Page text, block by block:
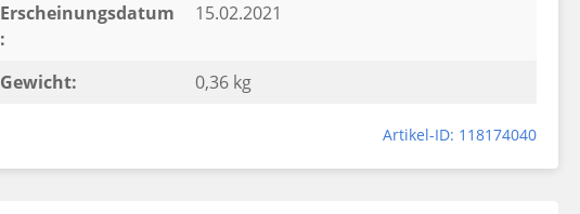
Erscheinungsdatum
:
15.02.2021
Gewicht: 0,36 kg
Artikel-ID: 118174040